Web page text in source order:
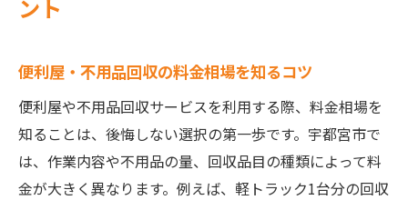
ント
便利屋・不用品回収の料金相場を知るコツ
便利屋や不用品回収サービスを利用する際、料金相場を
知ることは、後悔しない選択の第一歩です。宇都宮市で
は、作業内容や不用品の量、回収品目の種類によって料
金が大きく異なります。例えば、軽トラック1台分の回収